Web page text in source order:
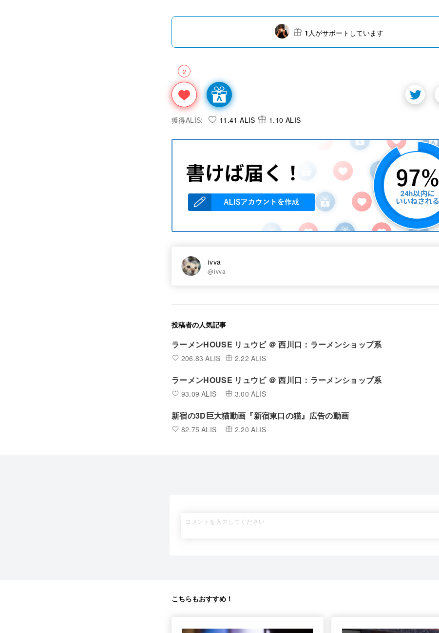
2
1 人がサポートしています
獲得ALIS: 11.41 ALIS 1.10 ALIS
ivva
@ivva
投稿者の人気記事
ラーメンHOUSE リュウビ ＠ 西川口：ラーメンショップ系
206.83 ALIS 2.22 ALIS
ラーメンHOUSE リュウビ ＠ 西川口：ラーメンショップ系
93.09 ALIS 3.00 ALIS
新宿の3D巨大猫動画『新宿東口の猫』広告の動画
82.75 ALIS 2.20 ALIS
こちらもおすすめ！